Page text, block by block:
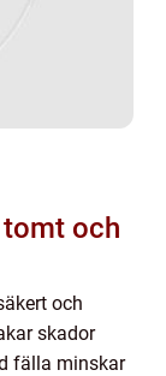
och
och
skador
fälla minskar